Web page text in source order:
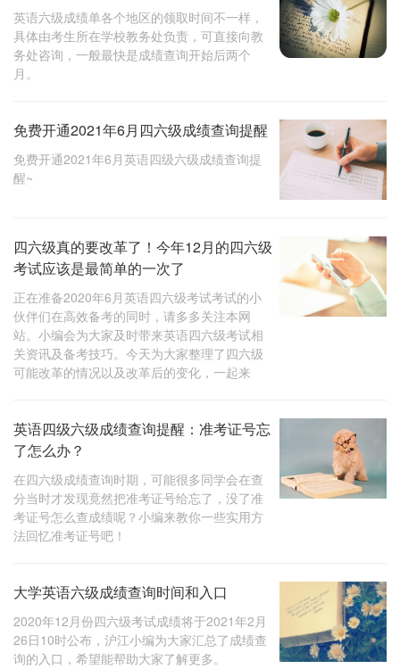
英语六级成绩单各个地区的领取时间不一样，
具体由考生所在学校教务处负责，可直接向教
务处咨询，一般最快是成绩查询开始后两个
月。
免费开通2021年6月四六级成绩查询提醒
免费开通2021年6月英语四级六级成绩查询提
醒~
四六级真的要改革了！今年12月的四六级
考试应该是最简单的一次了
正在准备2020年6月英语四六级考试考试的小
伙伴们在高效备考的同时，请多多关注本网
站。小编会为大家及时带来英语四六级考试相
关资讯及备考技巧。今天为大家整理了四六级
可能改革的情况以及改革后的变化，一起来
英语四级六级成绩查询提醒：准考证号忘
了怎么办？
在四六级成绩查询时期，可能很多同学会在查
分当时才发现竟然把准考证号给忘了，没了准
考证号怎么查成绩呢？小编来教你一些实用方
法回忆准考证号吧！
大学英语六级成绩查询时间和入口
2020年12月份四六级考试成绩将于2021年2月
26日10时公布，沪江小编为大家汇总了成绩查
询的入口，希望能帮助大家了解更多。